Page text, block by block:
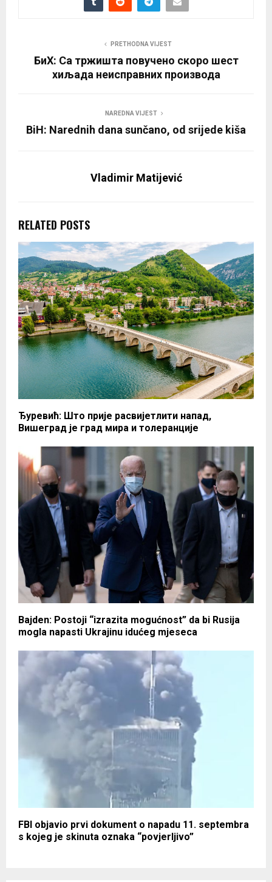
PRETHODNA VIJEST
БиХ: Са тржишта повучено скоро шест
хиљада неисправних производа
NAREDNA VIJEST
BiH: Narednih dana sunčano, od srijede kiša
Vladimir Matijević
RELATED POSTS
Ђуревић: Што прије расвијетлити напад,
Вишеград је град мира и толеранције
Bajden: Postoji “izrazita mogućnost” da bi Rusija
mogla napasti Ukrajinu idućeg mjeseca
FBI objavio prvi dokument o napadu 11. septembra
s kojeg je skinuta oznaka “povjerljivo”